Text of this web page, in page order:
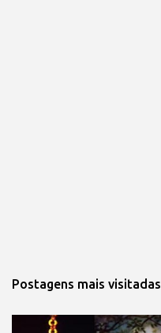
Postagens mais visitadas